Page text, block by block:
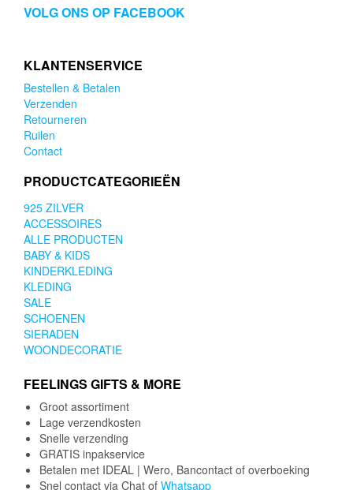
VOLG ONS OP FACEBOOK
KLANTENSERVICE
Bestellen & Betalen
Verzenden
Retourneren
Ruilen
Contact
PRODUCTCATEGORIEËN
925 ZILVER
ACCESSOIRES
ALLE PRODUCTEN
BABY & KIDS
KINDERKLEDING
KLEDING
SALE
SCHOENEN
SIERADEN
WOONDECORATIE
FEELINGS GIFTS & MORE
Groot assortiment
Lage verzendkosten
Snelle verzending
GRATIS inpakservice
Betalen met IDEAL | Wero, Bancontact of overboeking
Snel contact via Chat of Whatsapp